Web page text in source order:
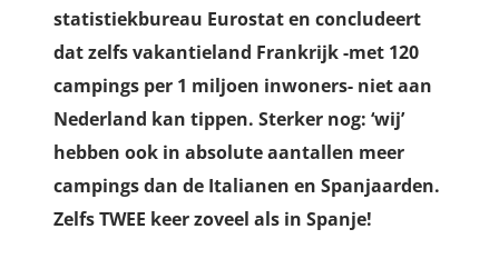
statistiekbureau Eurostat en concludeert
dat zelfs vakantieland Frankrijk -met 120
campings per 1 miljoen inwoners- niet aan
Nederland kan tippen. Sterker nog: ‘wij’
hebben ook in absolute aantallen meer
campings dan de Italianen en Spanjaarden.
Zelfs TWEE keer zoveel als in Spanje!